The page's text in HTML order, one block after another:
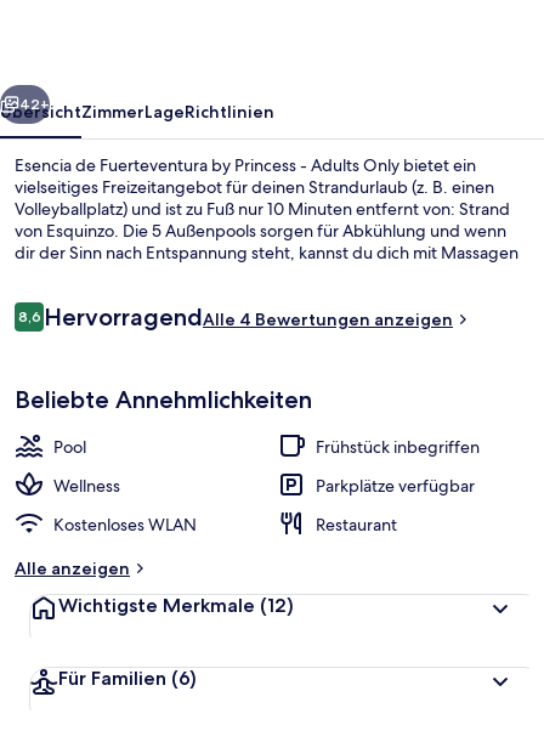
Adults
Only
Weiter
42+
ÜbersichtZimmerLageRichtlinien
Esencia de Fuerteventura by Princess - Adults Only bietet ein
vielseitiges Freizeitangebot für deinen Strandurlaub (z. B. einen
Volleyballplatz) und ist zu Fuß nur 10 Minuten entfernt von: Strand
von Esquinzo. Die 5 Außenpools sorgen für Abkühlung und wenn
dir der Sinn nach Entspannung steht, kannst du dich mit Massagen
und ein Fitnesscenter.
Bewertungen
8,68,6 von 10.
HervorragendAlle 4 Bewertungen anzeigen
Beliebte Annehmlichkeiten
Pool
Frühstück inbegriffen
Wellness
Parkplätze verfügbar
Kostenloses WLAN
Restaurant
Alle anzeigen
Wichtigste Merkmale (12)
Für Familien (6)